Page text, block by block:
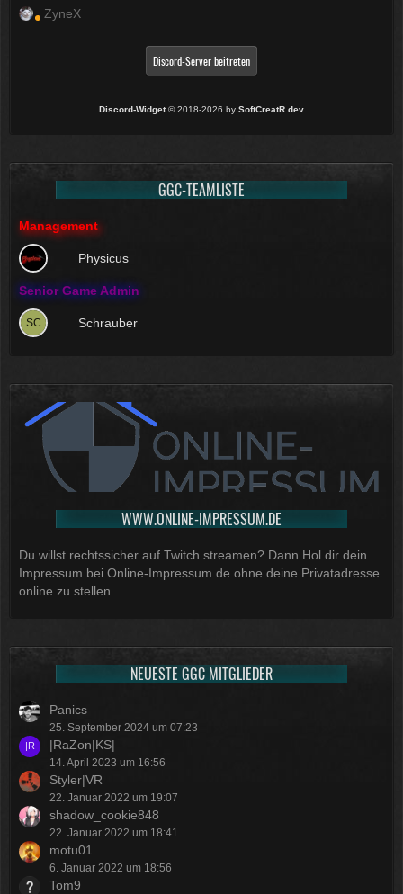
ZyneX
Discord-Server beitreten
Discord-Widget© 2018-2026 by SoftCreatR.dev
GGC-TEAMLISTE
Management
Physicus
Senior Game Admin
Schrauber
WWW.ONLINE-IMPRESSUM.DE
Du willst rechtssicher auf Twitch streamen? Dann Hol dir dein
Impressum bei Online-Impressum.de ohne deine Privatadresse
online zu stellen.
NEUESTE GGC MITGLIEDER
Panics
25. September 2024 um 07:23
|RaZon|KS|
14. April 2023 um 16:56
Styler|VR
22. Januar 2022 um 19:07
shadow_cookie848
22. Januar 2022 um 18:41
motu01
6. Januar 2022 um 18:56
Tom9